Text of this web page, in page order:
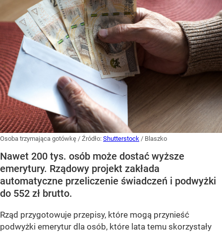
Osoba trzymająca gotówkę / Źródło: Shutterstock / Blaszko
Nawet 200 tys. osób może dostać wyższe
emerytury. Rządowy projekt zakłada
automatyczne przeliczenie świadczeń i podwyżki
do 552 zł brutto.
Rząd przygotowuje przepisy, które mogą przynieść
podwyżki emerytur dla osób, które lata temu skorzystały